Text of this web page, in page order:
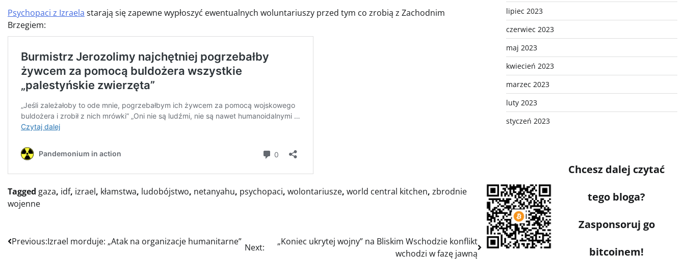
Psychopaci z Izraela starają się zapewne wypłoszyć ewentualnych woluntariuszy przed tym co zrobią z Zachodnim
Brzegiem:
Tagged gaza, idf, izrael, kłamstwa, ludobójstwo, netanyahu, psychopaci, wolontariusze, world central kitchen, zbrodnie
wojenne
Nawigacja
Previous:Izrael morduje: „Atak na organizacje humanitarne”
Next:
„Koniec ukrytej wojny” na Bliskim Wschodzie konflikt
wchodzi w fazę jawną
lipiec 2023
czerwiec 2023
maj 2023
kwiecień 2023
marzec 2023
luty 2023
styczeń 2023
Chcesz dalej czytać
tego bloga?
Zasponsoruj go
bitcoinem!